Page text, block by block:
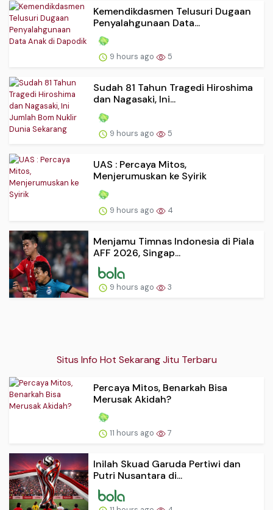
Kemendikdasmen Telusuri Dugaan
Penyalahgunaan Data...
9 hours ago 5
Sudah 81 Tahun Tragedi Hiroshima
dan Nagasaki, Ini...
9 hours ago 5
UAS : Percaya Mitos,
Menjerumuskan ke Syirik
9 hours ago 4
Menjamu Timnas Indonesia di Piala
AFF 2026, Singap...
9 hours ago 3
Situs Info Hot Sekarang Jitu Terbaru
Percaya Mitos, Benarkah Bisa
Merusak Akidah?
11 hours ago 7
Inilah Skuad Garuda Pertiwi dan
Putri Nusantara di...